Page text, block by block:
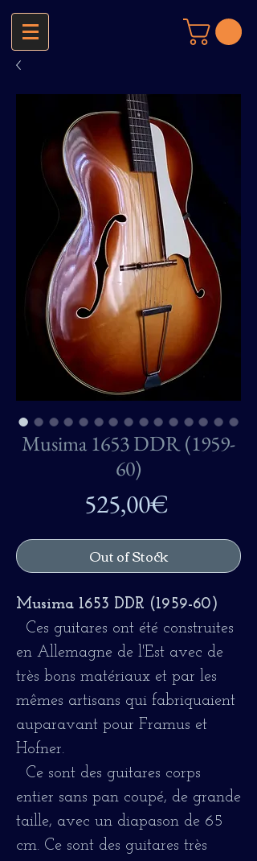
Musima 1653 DDR (1959-
60)
525,00€
Out of Stock
Musima 1653 DDR (1959-60)
Ces guitares ont été construites
en Allemagne de l'Est avec de
très bons matériaux et par les
mêmes artisans qui fabriquaient
auparavant pour Framus et
Hofner.
Ce sont des guitares corps
entier sans pan coupé, de grande
taille, avec un diapason de 65
cm. Ce sont des guitares très